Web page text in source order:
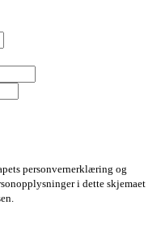
personvernerklæring og
i dette skjemaet